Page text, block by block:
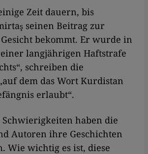
Zeit dauern, bis
seinen Beitrag zur
bekommt. Er wurde in
langjährigen Haftstrafe
schreiben die
dem das Wort Kurdistan
erlaubt“.
haben die
Autoren ihre Geschichten
Wie wichtig es ist, diese